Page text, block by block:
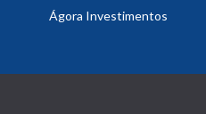
Ágora Investimentos